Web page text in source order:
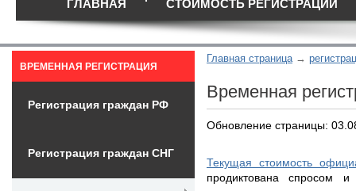
ГЛАВНАЯ СТОИМОСТЬ РЕГИСТРАЦИИ
Главная страница
Временная
Обновление страницы:
Текущая стоимость
продиктована спросом
ВРЕМЕННАЯ РЕГИСТРАЦИЯ
Регистрация граждан РФ
Регистрация граждан СНГ